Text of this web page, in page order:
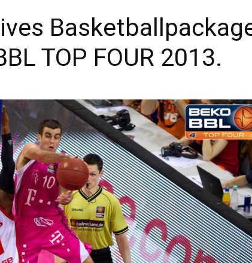
|
Touristiknews
und
TOP FOUR 2013.